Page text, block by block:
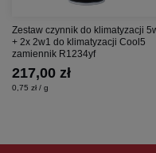
Zestaw czynnik do klimatyzacji
+ 2x 2w1 do klimatyzacji Cool5
zamiennik R1234yf
217,00 zł
0,75 zł / g